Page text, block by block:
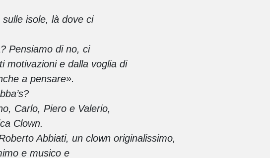
isole, là dove ci
Pensiamo di no, ci
motivazioni e dalla voglia di
a pensare».
Carlo, Piero e Valerio,
Clown.
Abbiati, un clown originalissimo,
e musico e